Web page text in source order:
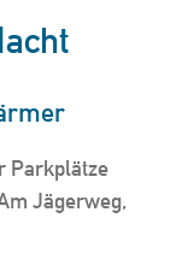
Parkplätze
Jägerweg,